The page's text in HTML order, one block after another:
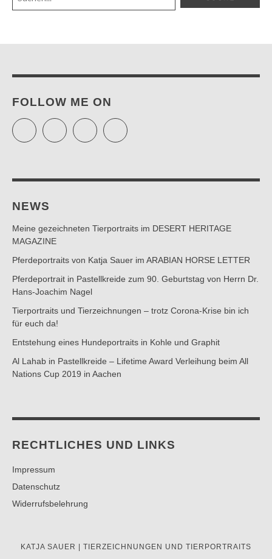
FOLLOW ME ON
Twitter FacebookInstagram
NEWS
Meine gezeichneten Tierportraits im DESERT HERITAGE
MAGAZINE
Pferdeportraits von Katja Sauer im ARABIAN HORSE LETTER
Pferdeportrait in Pastellkreide zum 90. Geburtstag von Herrn Dr.
Hans-Joachim Nagel
Tierportraits und Tierzeichnungen – trotz Corona-Krise bin ich
für euch da!
Entstehung eines Hundeportraits in Kohle und Graphit
Al Lahab in Pastellkreide – Lifetime Award Verleihung beim All
Nations Cup 2019 in Aachen
RECHTLICHES UND LINKS
Impressum
Datenschutz
Widerrufsbelehrung
KATJA SAUER | TIERZEICHNUNGEN UND TIERPORTRAITS